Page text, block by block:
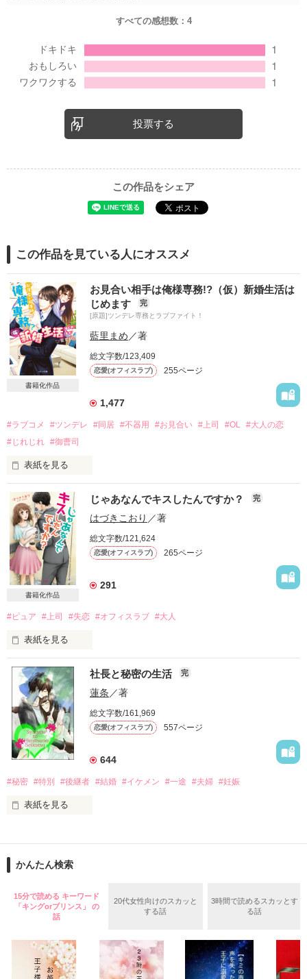
すべての感想数： 4
投票する
この作品をシェア
この作品を見ている人にオススメ
書籍化作品
お見合い相手は俺様専務!?（仮）新婚生活は
じめます
完
[原題]ツンデレ専務とラブファイト！
藍里まめ ／著
総文字数/123,409
恋愛(オフィスラブ) 255ページ
1,477
#ラブコメ #ツンデレ #同居 #不器用 #お見合い #上司 #OL
#大人の恋
#じれじれ #御曹司
表紙を見る
＊改稿前の文章です。文庫には書き下ろし番外編がついていま
す。
突然、専務から下された同居命令。
彼は私を惚れさせて振ってやると言う。
だけど、どんなに誘惑してきても、
だって……負けたくないもの！
二カ月のふたり暮らしは、
意地っ張り同士のジレ甘、ラブファイト。
2018．7．29　完結公開
原題：ツンデレ専務とラブファイト！
温かい感想とレビューを
書籍化作品
じゃあなんでキスしたんですか？ 完
はづきこおり ／著
総文字数/121,624
恋愛(オフィスラブ) 265ページ
291
#ピュア #上司 #失恋 #オフィスラブ #大人
表紙を見る
*.:･.｡**.:･.｡**.:･.｡*
2015.1.9
文庫化に伴い
限定公開となりました
*.:･.｡**.:･.｡**.:･.｡*
会社は仕事をするところです
恋を知らない24歳
.+.
妖艶な声とモデル並みの容姿をもつ
（もりさき しゅうじ）
.+.
と見せかけた腹黒エース28歳
桐谷 統吾
（きりたに とうご）
社長と秘密の生活 完
蓮条 ／著
総文字数/161,969
恋愛(オフィスラブ) 557ページ
644
#秘密 #特別 #後継者 #結婚 #イケメン #一途 #夫婦 #妊娠
表紙を見る
『一流企業に就職すること』
やっとの思いで採用されたのに
与えられた仕事は
かんたん検索
15分で読める キーワード
「キングorプリンス」 の
話
20代女性向けのスカッと
する話
3時間で読めるスカッとす
る話